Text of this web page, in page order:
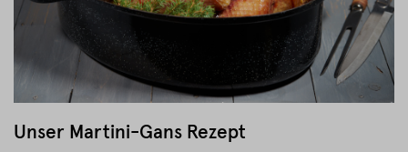
Unser Martini-Gans Rezept